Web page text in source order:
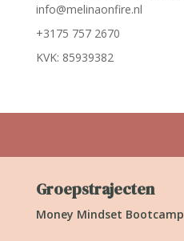
info@melinaonfire.nl
+3175 757 2670
KVK: 85939382
Groepstrajecten
Money Mindset Bootcamp